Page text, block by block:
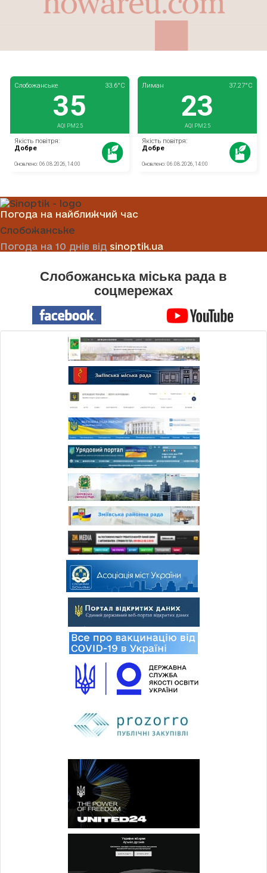
Погода на найближчий час
Слобожанське
Погода на 10 днів від sinoptik.ua
Слобожанська міська рада в
соцмережах